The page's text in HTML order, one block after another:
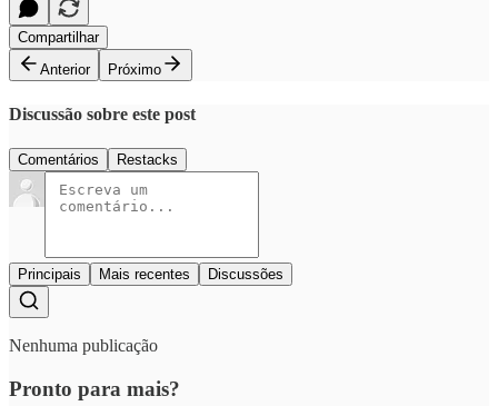
Compartilhar
Anterior
Próximo
Discussão sobre este post
Comentários Restacks
Principais Mais recentes Discussões
Nenhuma publicação
Pronto para mais?